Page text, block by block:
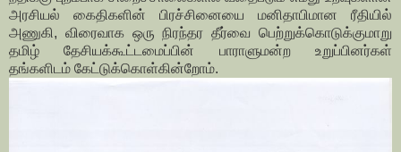
அரசியல் கைதிகளின் பிரச்சினையை மனிதாபிமான ரீதியில்
அணுகி, விரைவாக ஒரு நிரந்தர தீர்வை பெற்றுக்கொடுக்குமாறு
தமிழ் தேசியக்கூட்டமைப்பின் பாராளுமன்ற உறுப்பினர்கள்
தங்களிடம் கேட்டுக்கொள்கின்றோம்.